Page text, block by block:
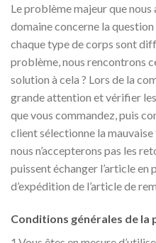
Le problème majeur que
domaine concerne la
chaque type de corps sont
problème, nous rencontrons
solution à cela ? Lors de la
grande attention et vérifier
que vous commandez, puis
client sélectionne la
nous n’accepterons pas les
puissent échanger l’article en
d’expédition de l’article de
Conditions générales de